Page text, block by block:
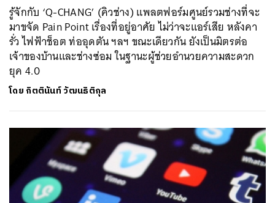
รู้จักกับ ‘Q-CHANG’ (คิวช่าง) แพลตฟอร์มศูนย์รวมช่างที่จะ
มาขจัด Pain Point เรื่องที่อยู่อาศัย ไม่ว่าจะแอร์เสีย หลังคา
รั่ว ไฟฟ้าช็อต ท่ออุดตัน ฯลฯ ขณะเดียวกัน ยังเป็นมิตรต่อ
เจ้าของบ้านและช่างซ่อม ในฐานะผู้ช่วยอำนวยความสะดวก
ยุค 4.0
โดย กิตตินันท์ วัฒนธิติกุล
SHARE TWEET LINE EMAIL